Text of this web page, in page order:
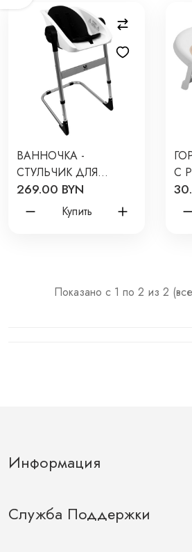
ВАННОЧКА -
СТУЛЬЧИК ДЛЯ
КУПАНИЯ SWEET
BABY 2 В 1 CHARLI
CHAIR ЦВЕТ: WHITE
269.00 BYN
Купить
С
Показано с 1 по 2 из 2
Информация
Служба Поддержки